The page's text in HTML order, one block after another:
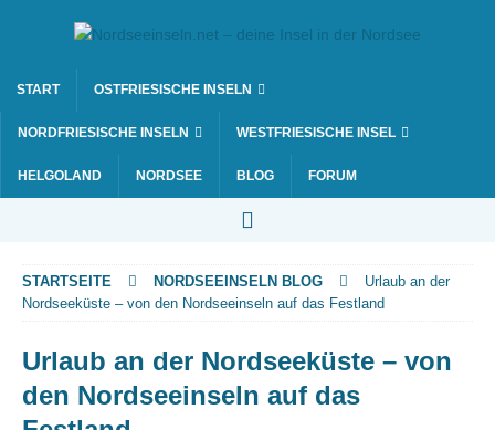
START OSTFRIESISCHE INSELN
NORDFRIESISCHE INSELN WESTFRIESISCHE INSEL
HELGOLAND NORDSEE BLOG FORUM
STARTSEITE NORDSEEINSELN BLOG
Urlaub an der
Nordseeküste – von den Nordseeinseln auf das Festland
Urlaub an der Nordseeküste – von
den Nordseeinseln auf das